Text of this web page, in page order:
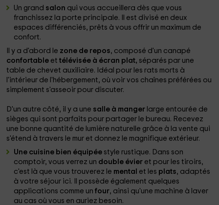
Un grand salon qui vous accueillera dès que vous
franchissez la porte principale. Il est divisé en deux
espaces différenciés, prêts à vous offrir un maximum de
confort.
Il y a d'abord le zone de repos, composé d'un canapé
confortable ettélévisée à écran plat, séparés par une
table de chevet auxiliaire. Idéal pour les rats morts à
l'intérieur de l'hébergement, où voir vos chaînes préférées ou
simplement s'asseoir pour discuter.
D'un autre côté, il y a une salle à manger large entourée de
sièges qui sont parfaits pour partager le bureau. Recevez
une bonne quantité de lumière naturelle grâce à la vente qui
s'étend à travers le mur et donnez le magnifique extérieur.
Une cuisine bien équipée style rustique. Dans son
comptoir, vous verrez un double évier et pour les tiroirs,
c'est là que vous trouverez le mental et les plats, adaptés
à votre séjour ici. Il possède également quelques
applications comme unfour, ainsi qu'une machine à laver
au cas où vous en auriez besoin.